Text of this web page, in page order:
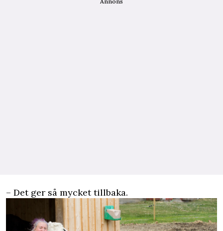
– Det ger så mycket tillbaka.